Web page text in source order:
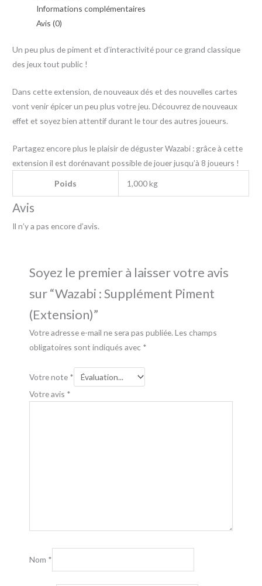
Informations complémentaires
Avis (0)
Un peu plus de piment et d’interactivité pour ce grand classique
des jeux tout public !
Dans cette extension, de nouveaux dés et des nouvelles cartes
vont venir épicer un peu plus votre jeu. Découvrez de nouveaux
effet et soyez bien attentif durant le tour des autres joueurs.
Partagez encore plus le plaisir de déguster Wazabi : grâce à cette
extension il est dorénavant possible de jouer jusqu’à 8 joueurs !
Poids 1,000 kg
Avis
Il n’y a pas encore d’avis.
Soyez le premier à laisser votre avis
sur “Wazabi : Supplément Piment
(Extension)”
Votre adresse e-mail ne sera pas publiée. Les champs
obligatoires sont indiqués avec *
Votre note *
Votre avis *
Nom *